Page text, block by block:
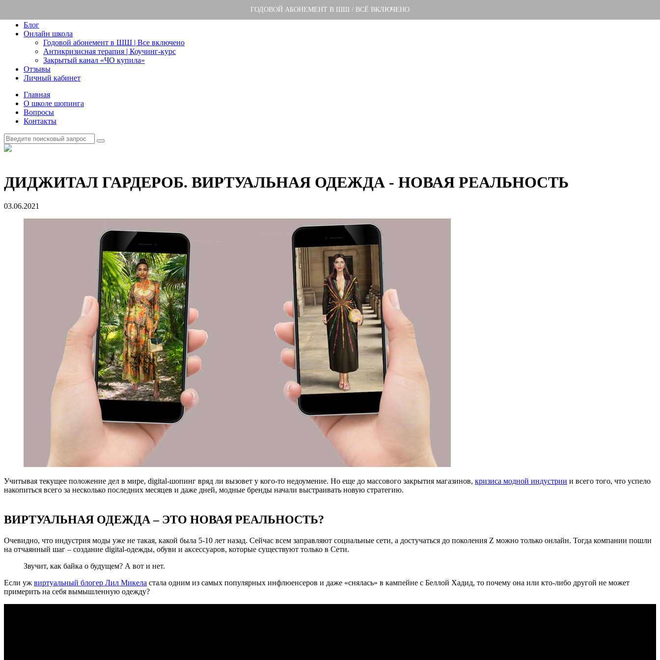
ГОДОВОЙ АБОНЕМЕНТ В ШШ / ВСЁ ВКЛЮЧЕНО
Блог
Онлайн школа
Годовой абонемент в ШШ | Все включено
Антикризисная терапия | Коучинг-курс
Закрытый канал «ЧО купила»
Отзывы
Личный кабинет
Главная
О школе шопинга
Вопросы
Контакты
ДИДЖИТАЛ ГАРДЕРОБ. ВИРТУАЛЬНАЯ ОДЕЖДА - НОВАЯ РЕАЛЬНОСТЬ
03.06.2021
Учитывая текущее положение дел в мире, digital-шопинг вряд ли вызовет у кого-то недоумение. Но еще до массового закрытия магазинов, кризиса модной индустрии и всего того, что успело
накопиться всего за несколько последних месяцев и даже дней, модные бренды начали выстраивать новую стратегию.
ВИРТУАЛЬНАЯ ОДЕЖДА – ЭТО НОВАЯ РЕАЛЬНОСТЬ?
Очевидно, что индустрия моды уже не такая, какой была 5-10 лет назад. Сейчас всем заправляют социальные сети, а достучаться до поколения Z можно только онлайн. Тогда компании пошли
на отчаянный шаг – создание digital-одежды, обуви и аксессуаров, которые существуют только в Сети.
Звучит, как байка о будущем? А вот и нет.
Если уж виртуальный блогер Лил Микела стала одним из самых популярных инфлюенсеров и даже «снялась» в кампейне с Беллой Хадид, то почему она или кто-либо другой не может
примерить на себя вымышленную одежду?